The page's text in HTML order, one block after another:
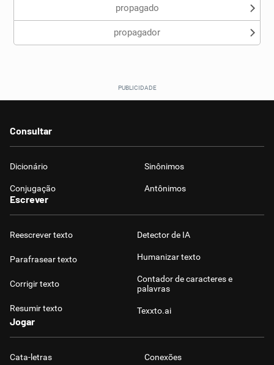
propagado
propagador
Consultar
Dicionário Sinônimos
Conjugação Antônimos
Escrever
Reescrever texto
Parafrasear texto
Corrigir texto
Resumir texto
Detector de IA
Humanizar texto
Contador de caracteres e
palavras
Texxto.ai
Jogar
Cata-letras Conexões